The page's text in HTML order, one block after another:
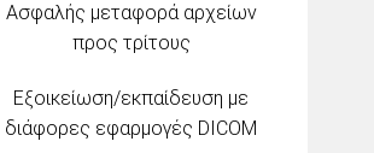
Ασφαλής μεταφορά αρχείων
προς τρίτους
Εξοικείωση/εκπαίδευση με
διάφορες εφαρμογές DICOM